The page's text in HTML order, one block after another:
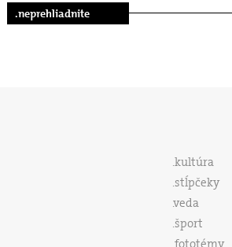
.neprehliadnite
kultúra
stĺpčeky
veda
šport
fototémy